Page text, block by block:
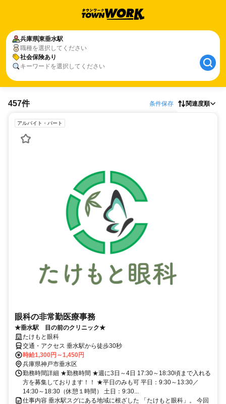
兵庫県東垂水駅
職種を選択してください
社会保険あり
キーワードを選択してください
457件 条件保存 関連度順
アルバイト・パート
眼科の非常勤医療事務
★垂水駅 目の前のクリニック★
たけもと眼科
交通・アクセス 垂水駅から徒歩30秒
時給1,300円～1,450円
兵庫県神戸市垂水区
勤務時間詳細 ★勤務時間 ★週に3日～4日 17:30～18:30頃まで入れる
方を募集しております！！ ★平日のみも可 平日：9:30～13:30／
14:30～18:30（休憩１時間） 土日：9:30...
仕事内容 垂水駅スグにある地域に根ざした 「たけもと眼科」。 今回